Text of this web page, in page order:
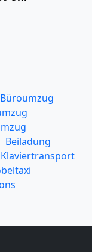
Büroumzug
Beiladung
Klaviertransport